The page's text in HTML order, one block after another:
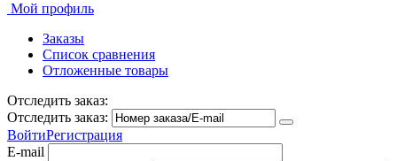
Мой профиль
Заказы
Список сравнения
Отложенные товары
Отследить заказ:
Отследить заказ:
ВойтиРегистрация
E-mail